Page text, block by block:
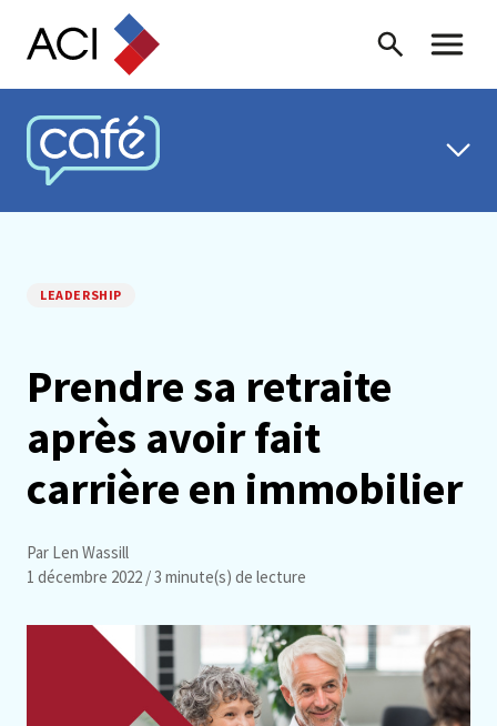
Skip to content
Recherche
Menu
CAFÉ ACI
LEADERSHIP
Prendre sa retraite
après avoir fait
carrière en immobilier
Par Len Wassill
1 décembre 2022 / 3 minute(s) de lecture